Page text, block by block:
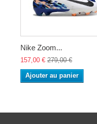
Nike Zoom...
157,00 € 279,00 €
Ajouter au panier